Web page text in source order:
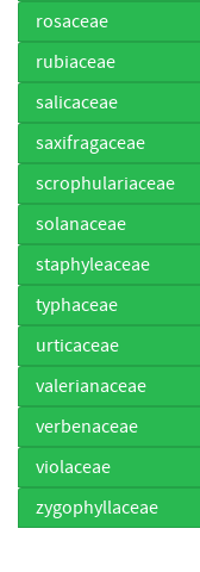
rosaceae
rubiaceae
salicaceae
saxifragaceae
scrophulariaceae
solanaceae
staphyleaceae
typhaceae
urticaceae
valerianaceae
verbenaceae
violaceae
zygophyllaceae